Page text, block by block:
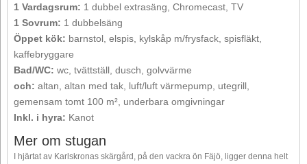
1 Vardagsrum: 1 dubbel extrasäng, Chromecast, TV
1 Sovrum: 1 dubbelsäng
Öppet kök: barnstol, elspis, kylskåp m/frysfack, spisfläkt,
kaffebryggare
Bad/WC: wc, tvättställ, dusch, golvvärme
och: altan, altan med tak, luft/luft värmepump, utegrill,
gemensam tomt 100 m², underbara omgivningar
Inkl. i hyra: Kanot
Mer om stugan
I hjärtat av Karlskronas skärgård, på den vackra ön Fäjö, ligger denna helt